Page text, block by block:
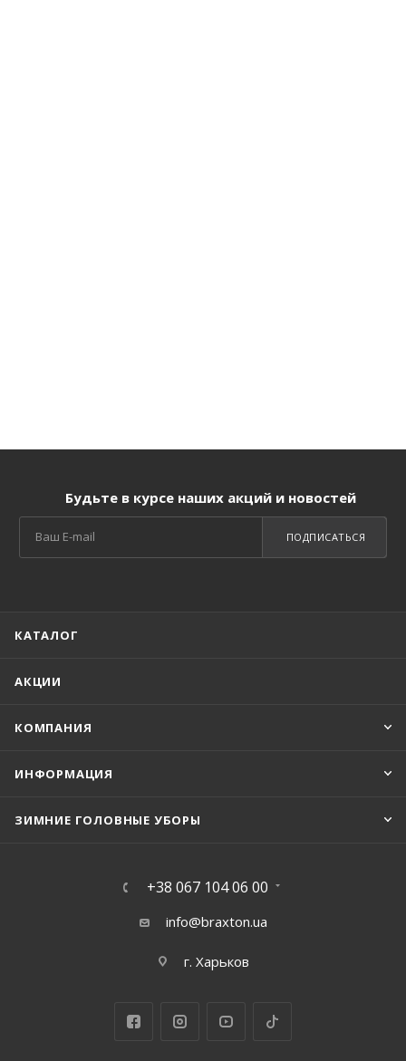
Будьте в курсе наших акций и новостей
ПОДПИСАТЬСЯ
КАТАЛОГ
АКЦИИ
КОМПАНИЯ
ИНФОРМАЦИЯ
ЗИМНИЕ ГОЛОВНЫЕ УБОРЫ
+38 067 104 06 00
info@braxton.ua
г. Харьков